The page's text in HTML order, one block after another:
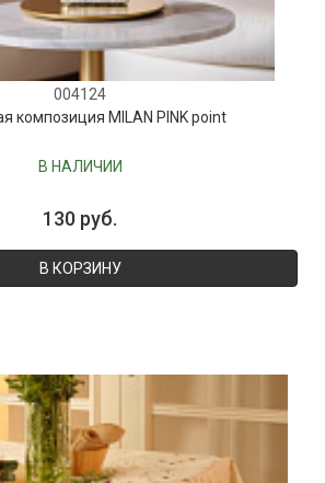
004124
композиция MILAN PINK point
В НАЛИЧИИ
130 руб.
В КОРЗИНУ